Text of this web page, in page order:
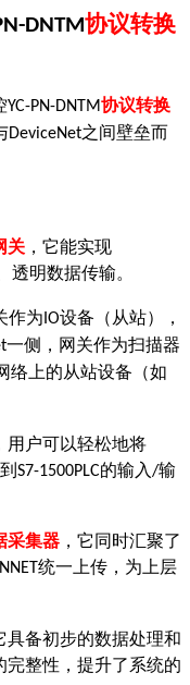
DNTM协议转换
YC-PN-DNTM协议转换
DeviceNet之间壁垒而
关 ，它能实现
透明数据传输。
作为 IO设备（从站），
一侧，网关作为扫描器
络上的从站设备（如
用户可以轻松地将
S7-1500PLC的输入/输
采集器 ，它同时汇聚了
统一上传，为上层
具备初步的数据处理和
整性，提升了系统的